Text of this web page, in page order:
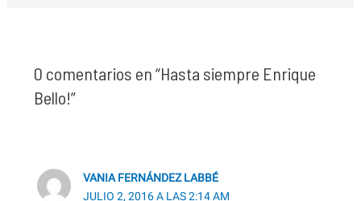
0 comentarios en “Hasta siempre Enrique
Bello!”
VANIA FERNÁNDEZ LABBÉ
JULIO 2, 2016 A LAS 2:14 AM